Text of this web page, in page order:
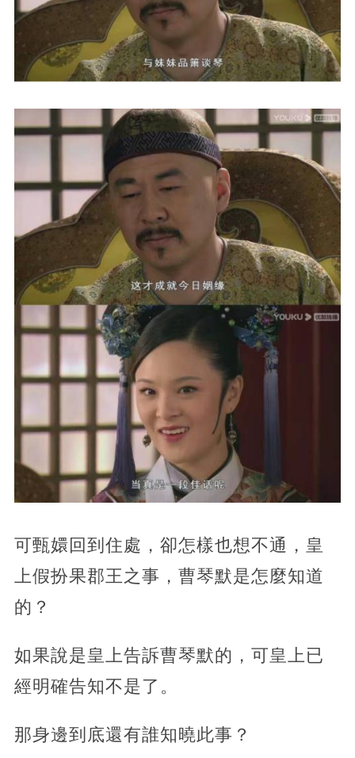
可甄嬛回到住處，卻怎樣也想不通，皇
上假扮果郡王之事，曹琴默是怎麼知道
的？
如果說是皇上告訴曹琴默的，可皇上已
經明確告知不是了。
那身邊到底還有誰知曉此事？